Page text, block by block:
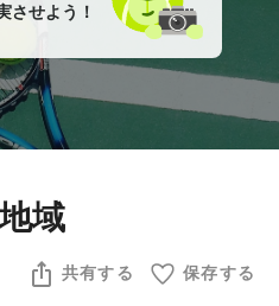
させよう！
域
共有する 保存する